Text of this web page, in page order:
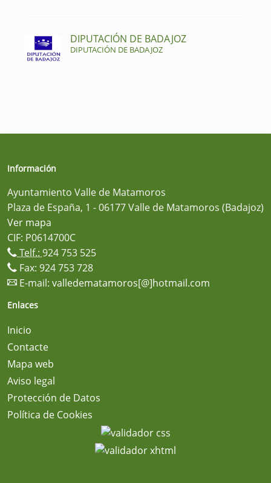
DIPUTACIÓN DE BADAJOZ
DIPUTACIÓN DE BADAJOZ
Información
Ayuntamiento Valle de Matamoros
Plaza de España, 1 - 06177 Valle de Matamoros (Badajoz)
Ver mapa
CIF: P0614700C
Telf.: 924 753 525
Fax: 924 753 728
E-mail: valledematamoros[@]hotmail.com
Enlaces
Inicio
Contacte
Mapa web
Aviso legal
Protección de Datos
Política de Cookies